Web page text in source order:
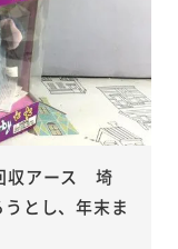
収アース 埼
とし、年末ま